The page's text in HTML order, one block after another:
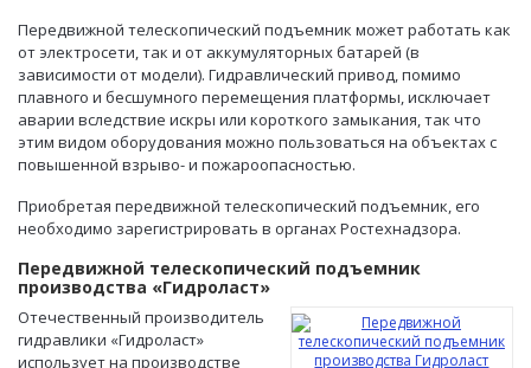
Передвижной телескопический подъемник может работать как
от электросети, так и от аккумуляторных батарей (в
зависимости от модели). Гидравлический привод, помимо
плавного и бесшумного перемещения платформы, исключает
аварии вследствие искры или короткого замыкания, так что
этим видом оборудования можно пользоваться на объектах с
повышенной взрыво- и пожароопасностью.
Приобретая передвижной телескопический подъемник, его
необходимо зарегистрировать в органах Ростехнадзора.
Передвижной телескопический подъемник
производства «Гидроласт»
Отечественный производитель
гидравлики «Гидроласт»
использует на производстве